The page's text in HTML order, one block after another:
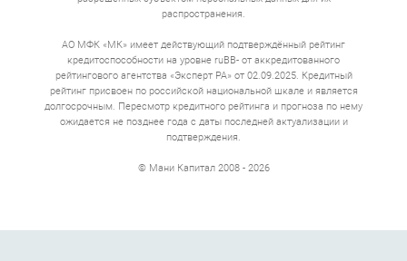
распространения.
АО МФК «МК» имеет действующий подтверждённый рейтинг
кредитоспособности на уровне ruBB- от аккредитованного
рейтингового агентства «Эксперт РА» от 02.09.2025. Кредитный
рейтинг присвоен по российской национальной шкале и является
долгосрочным. Пересмотр кредитного рейтинга и прогноза по нему
ожидается не позднее года с даты последней актуализации и
подтверждения.
© Мани Капитал 2008 - 2026